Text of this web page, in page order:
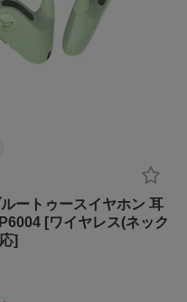
ートゥースイヤホン 耳
[ワイヤレス(ネック
]